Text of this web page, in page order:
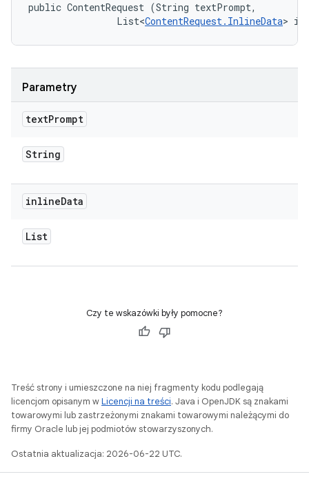
public ContentRequest (String textPrompt,
                List<
ContentRequest.InlineData>
Parametry
textPrompt
String
inlineData
List
Czy te wskazówki były pomocne?
Treść strony i umieszczone na niej fragmenty kodu podlegają
licencjom opisanym wLicencji na treści. Java i OpenJDK są znakami
towarowymi lub zastrzeżonymi znakami towarowymi należącymi do
firmy Oracle lub jej podmiotów stowarzyszonych.
Ostatnia aktualizacja: 2026-06-22 UTC.